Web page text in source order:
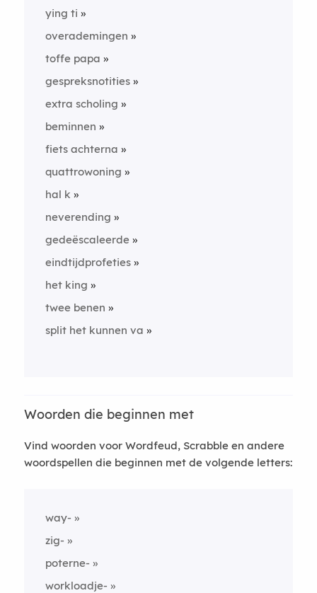
ying ti
overademingen
toffe papa
gespreksnotities
extra scholing
beminnen
fiets achterna
quattrowoning
hal k
neverending
gedeëscaleerde
eindtijdprofeties
het king
twee benen
split het kunnen va
Woorden die beginnen met
Vind woorden voor Wordfeud, Scrabble en andere
woordspellen die beginnen met de volgende letters:
way-
zig-
poterne-
workloadje-